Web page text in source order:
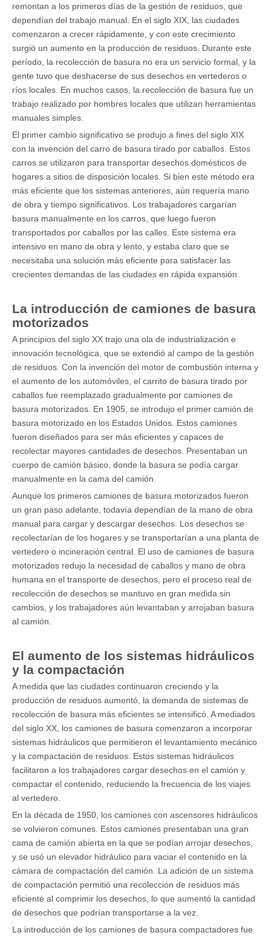
remontan a los primeros días de la gestión de residuos, que
dependían del trabajo manual. En el siglo XIX, las ciudades
comenzaron a crecer rápidamente, y con este crecimiento
surgió un aumento en la producción de residuos. Durante este
período, la recolección de basura no era un servicio formal, y la
gente tuvo que deshacerse de sus desechos en vertederos o
ríos locales. En muchos casos, la recolección de basura fue un
trabajo realizado por hombres locales que utilizan herramientas
manuales simples.
El primer cambio significativo se produjo a fines del siglo XIX
con la invención del carro de basura tirado por caballos. Estos
carros se utilizaron para transportar desechos domésticos de
hogares a sitios de disposición locales. Si bien este método era
más eficiente que los sistemas anteriores, aún requería mano
de obra y tiempo significativos. Los trabajadores cargarían
basura manualmente en los carros, que luego fueron
transportados por caballos por las calles. Este sistema era
intensivo en mano de obra y lento, y estaba claro que se
necesitaba una solución más eficiente para satisfacer las
crecientes demandas de las ciudades en rápida expansión.
La introducción de camiones de basura
motorizados
A principios del siglo XX trajo una ola de industrialización e
innovación tecnológica, que se extendió al campo de la gestión
de residuos. Con la invención del motor de combustión interna y
el aumento de los automóviles, el carrito de basura tirado por
caballos fue reemplazado gradualmente por camiones de
basura motorizados. En 1905, se introdujo el primer camión de
basura motorizado en los Estados Unidos. Estos camiones
fueron diseñados para ser más eficientes y capaces de
recolectar mayores cantidades de desechos. Presentaban un
cuerpo de camión básico, donde la basura se podía cargar
manualmente en la cama del camión.
Aunque los primeros camiones de basura motorizados fueron
un gran paso adelante, todavía dependían de la mano de obra
manual para cargar y descargar desechos. Los desechos se
recolectarían de los hogares y se transportarían a una planta de
vertedero o incineración central. El uso de camiones de basura
motorizados redujo la necesidad de caballos y mano de obra
humana en el transporte de desechos, pero el proceso real de
recolección de desechos se mantuvo en gran medida sin
cambios, y los trabajadores aún levantaban y arrojaban basura
al camión.
El aumento de los sistemas hidráulicos
y la compactación
A medida que las ciudades continuaron creciendo y la
producción de residuos aumentó, la demanda de sistemas de
recolección de basura más eficientes se intensificó. A mediados
del siglo XX, los camiones de basura comenzaron a incorporar
sistemas hidráulicos que permitieron el levantamiento mecánico
y la compactación de residuos. Estos sistemas hidráulicos
facilitaron a los trabajadores cargar desechos en el camión y
compactar el contenido, reduciendo la frecuencia de los viajes
al vertedero.
En la década de 1950, los camiones con ascensores hidráulicos
se volvieron comunes. Estos camiones presentaban una gran
cama de camión abierta en la que se podían arrojar desechos,
y se usó un elevador hidráulico para vaciar el contenido en la
cámara de compactación del camión. La adición de un sistema
de compactación permitió una recolección de residuos más
eficiente al comprimir los desechos, lo que aumentó la cantidad
de desechos que podrían transportarse a la vez.
La introducción de los camiones de basura compactadores fue